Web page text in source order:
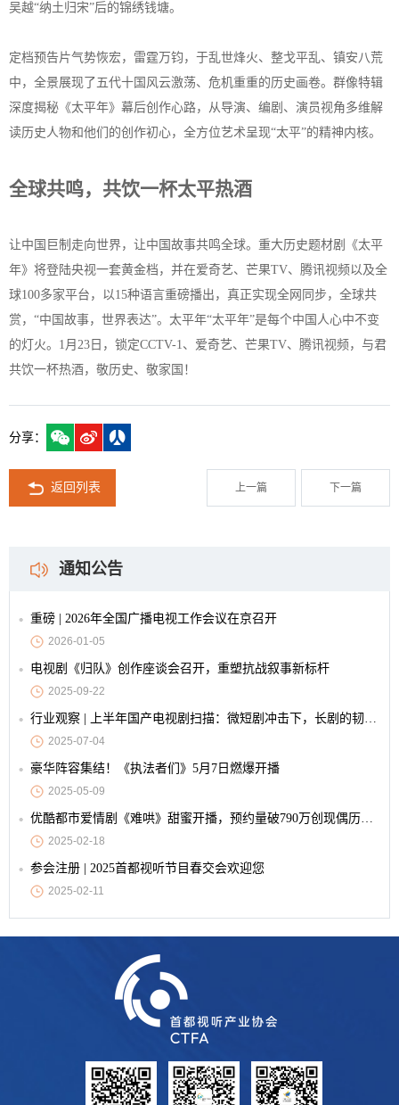
吴越“纳土归宋”后的锦绣钱塘。
定档预告片气势恢宏，雷霆万钧，于乱世烽火、整戈平乱、镇安八荒
中，全景展现了五代十国风云激荡、危机重重的历史画卷。群像特辑
深度揭秘《太平年》幕后创作心路，从导演、编剧、演员视角多维解
读历史人物和他们的创作初心，全方位艺术呈现“太平”的精神内核。
全球共鸣，共饮一杯太平热酒
让中国巨制走向世界，让中国故事共鸣全球。重大历史题材剧《太平
年》将登陆央视一套黄金档，并在爱奇艺、芒果TV、腾讯视频以及全
球100多家平台，以15种语言重磅播出，真正实现全网同步，全球共
赏，“中国故事，世界表达”。太平年“太平年”是每个中国人心中不变
的灯火。1月23日，锁定CCTV-1、爱奇艺、芒果TV、腾讯视频，与君
共饮一杯热酒，敬历史、敬家国！
分享：
返回列表 上一篇 下一篇
通知公告
重磅 | 2026年全国广播电视工作会议在京召开
2026-01-05
电视剧《归队》创作座谈会召开，重塑抗战叙事新标杆
2025-09-22
行业观察 | 上半年国产电视剧扫描：微短剧冲击下，长剧的韧性与创新
2025-07-04
豪华阵容集结！《执法者们》5月7日燃爆开播
2025-05-09
优酷都市爱情剧《难哄》甜蜜开播，预约量破790万创现偶历史纪录
2025-02-18
参会注册 | 2025首都视听节目春交会欢迎您
2025-02-11